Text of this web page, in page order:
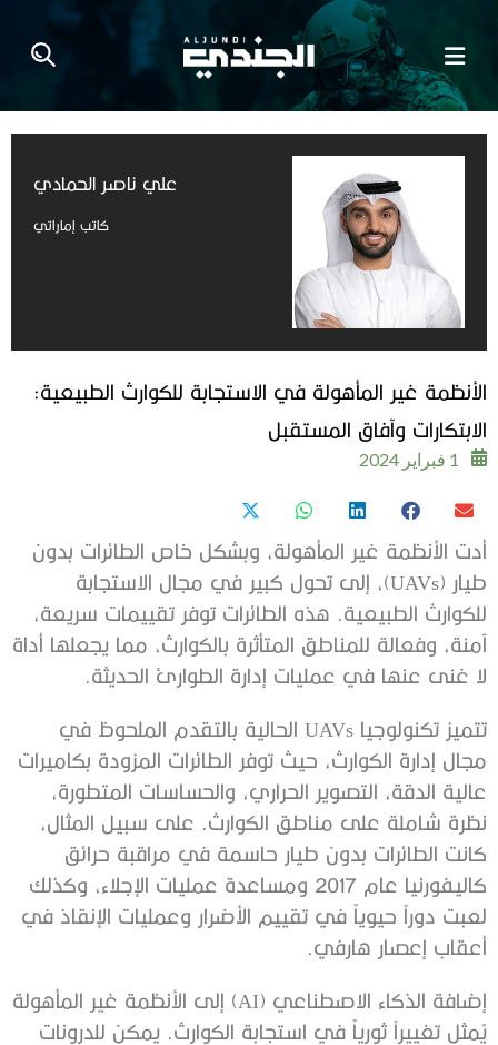
علي ناصر الحمادي
كاتب إماراتي
الأنظمة غير المأهولة في الاستجابة للكوارث الطبيعية:
الابتكارات وآفاق المستقبل
1 فبراير 2024
أدت الأنظمة غير المأهولة، وبشكل خاص الطائرات بدون
طيار (UAVs)، إلى تحول كبير في مجال الاستجابة
للكوارث الطبيعية. هذه الطائرات توفر تقييمات سريعة،
آمنة، وفعالة للمناطق المتأثرة بالكوارث، مما يجعلها أداة
لا غنى عنها في عمليات إدارة الطوارئ الحديثة.
تتميز تكنولوجيا UAVs الحالية بالتقدم الملحوظ في
مجال إدارة الكوارث، حيث توفر الطائرات المزودة بكاميرات
عالية الدقة، التصوير الحراري، والحساسات المتطورة،
نظرة شاملة على مناطق الكوارث. على سبيل المثال،
كانت الطائرات بدون طيار حاسمة في مراقبة حرائق
كاليفورنيا عام 2017 ومساعدة عمليات الإجلاء، وكذلك
لعبت دوراً حيوياً في تقييم الأضرار وعمليات الإنقاذ في
أعقاب إعصار هارفي.
إضافة الذكاء الاصطناعي (AI) إلى الأنظمة غير المأهولة
يُمثل تغييراً ثورياً في استجابة الكوارث. يمكن للدرونات